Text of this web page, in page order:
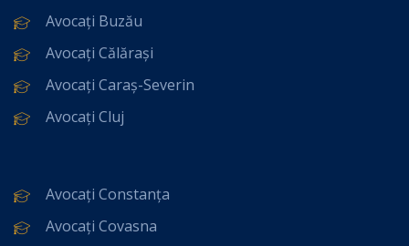
Avocați Buzău
Avocați Călărași
Avocați Caraș-Severin
Avocați Cluj
Avocați Constanța
Avocați Covasna